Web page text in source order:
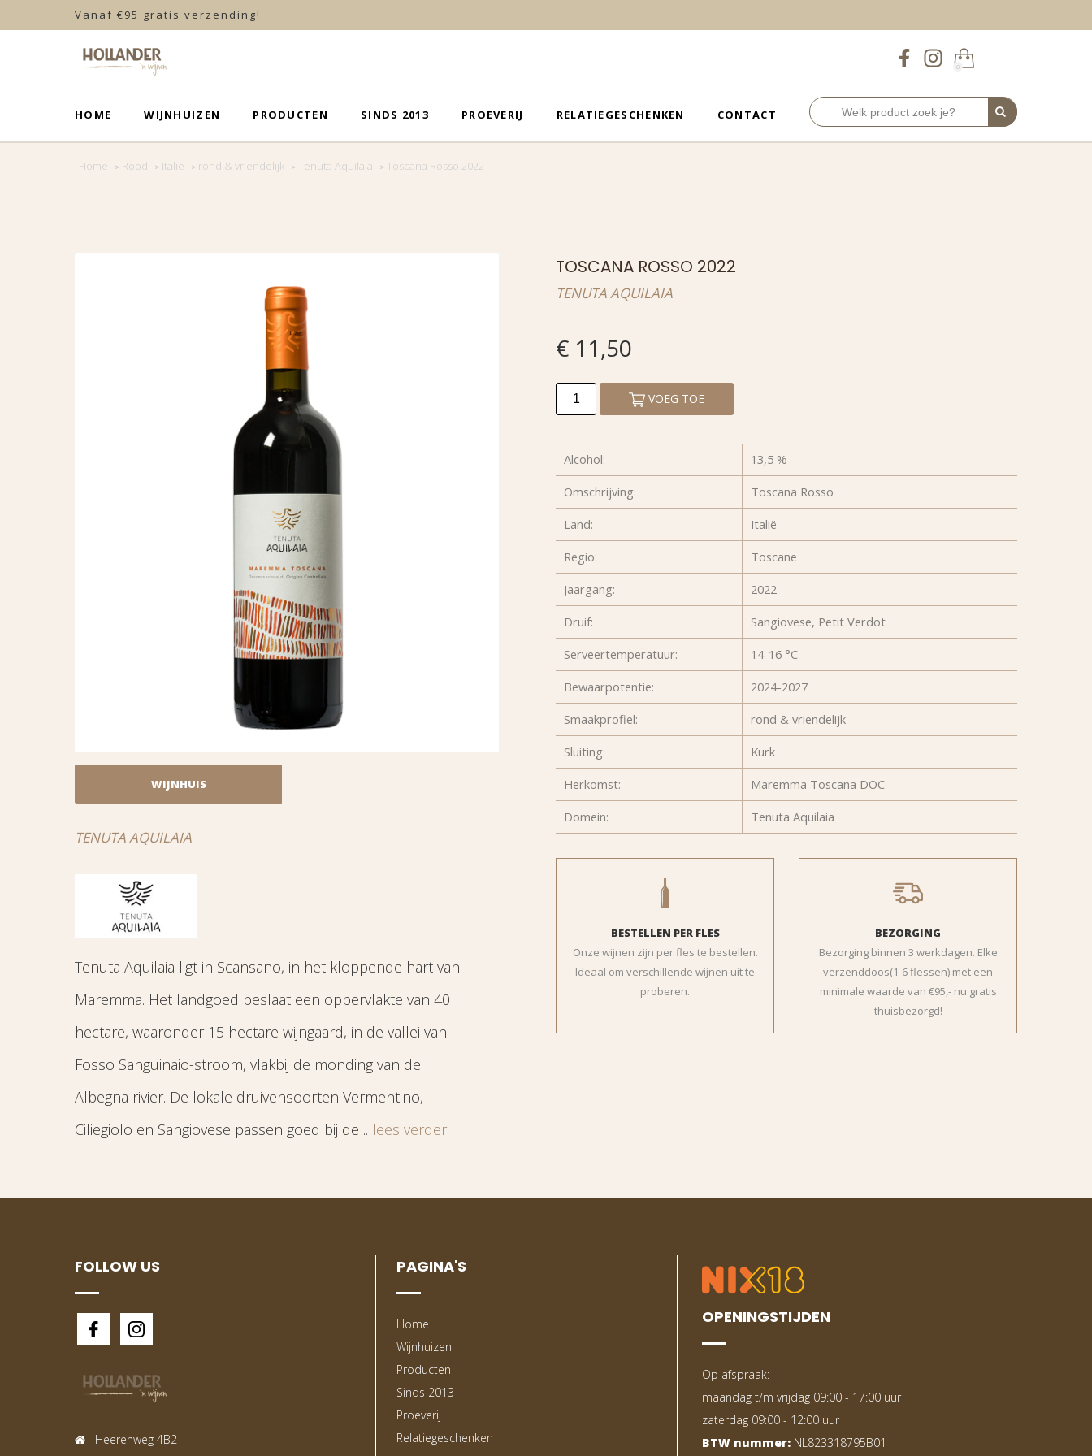
Vanaf €95 gratis verzending!
HOME WIJNHUIZEN PRODUCTEN SINDS 2013 PROEVERIJ RELATIEGESCHENKEN CONTACT
0
Home > Rood > Italië > rond & vriendelijk > Tenuta Aquilaia > Toscana Rosso 2022
TOSCANA ROSSO 2022
TENUTA AQUILAIA
€ 11,50
VOEG TOE
Alcohol:
13,5 %
Omschrijving:
Toscana Rosso
Land:
Italië
Regio:
Toscane
Jaargang:
2022
Druif:
Sangiovese, Petit Verdot
Serveertemperatuur:
14-16 °C
Bewaarpotentie:
2024-2027
Smaakprofiel:
rond & vriendelijk
Sluiting:
Kurk
Herkomst:
Maremma Toscana DOC
Domein:
Tenuta Aquilaia
BESTELLEN PER FLES
Onze wijnen zijn per fles te bestellen.
Ideaal om verschillende wijnen uit te
proberen.
BEZORGING
Bezorging binnen 3 werkdagen. Elke
verzenddoos(1-6 flessen) met een
minimale waarde van €95,- nu gratis
thuisbezorgd!
WIJNHUIS
TENUTA AQUILAIA
Tenuta Aquilaia ligt in Scansano, in het kloppende hart van
Maremma. Het landgoed beslaat een oppervlakte van 40
hectare, waaronder 15 hectare wijngaard, in de vallei van
Fosso Sanguinaio-stroom, vlakbij de monding van de
Albegna rivier. De lokale druivensoorten Vermentino,
Ciliegiolo en Sangiovese passen goed bij de .. lees verder.
FOLLOW US
Heerenweg 4B2
PAGINA'S
Home
Wijnhuizen
Producten
Sinds 2013
Proeverij
Relatiegeschenken
OPENINGSTIJDEN
Op afspraak:
maandag t/m vrijdag 09:00 - 17:00 uur
zaterdag 09:00 - 12:00 uur
BTW nummer: NL823318795B01